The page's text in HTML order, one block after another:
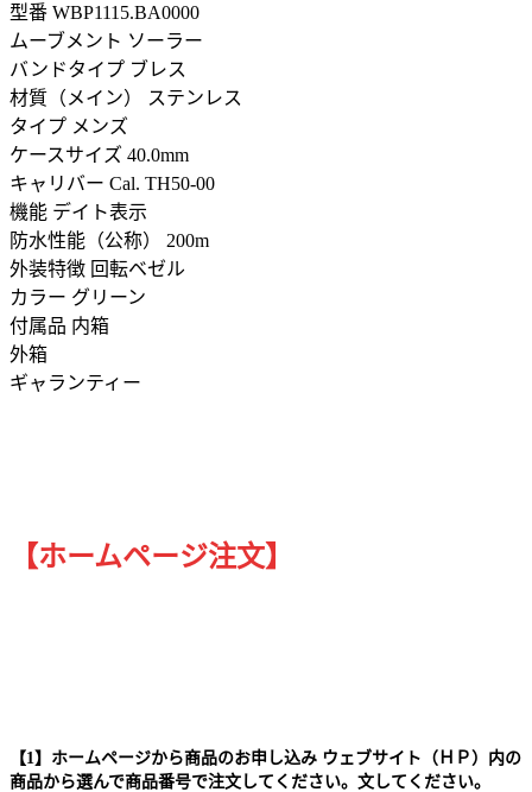
型番 WBP1115.BA0000
ムーブメント ソーラー
バンドタイプ ブレス
材質（メイン） ステンレス
タイプ メンズ
ケースサイズ 40.0mm
キャリバー Cal. TH50-00
機能 デイト表示
防水性能（公称） 200m
外装特徴 回転ベゼル
カラー グリーン
付属品 内箱
外箱
ギャランティー
【ホームページ注文】
【1】ホームページから商品のお申し込み ウェブサイト（ＨＰ）内の
商品から選んで商品番号で注文してください。文してください。